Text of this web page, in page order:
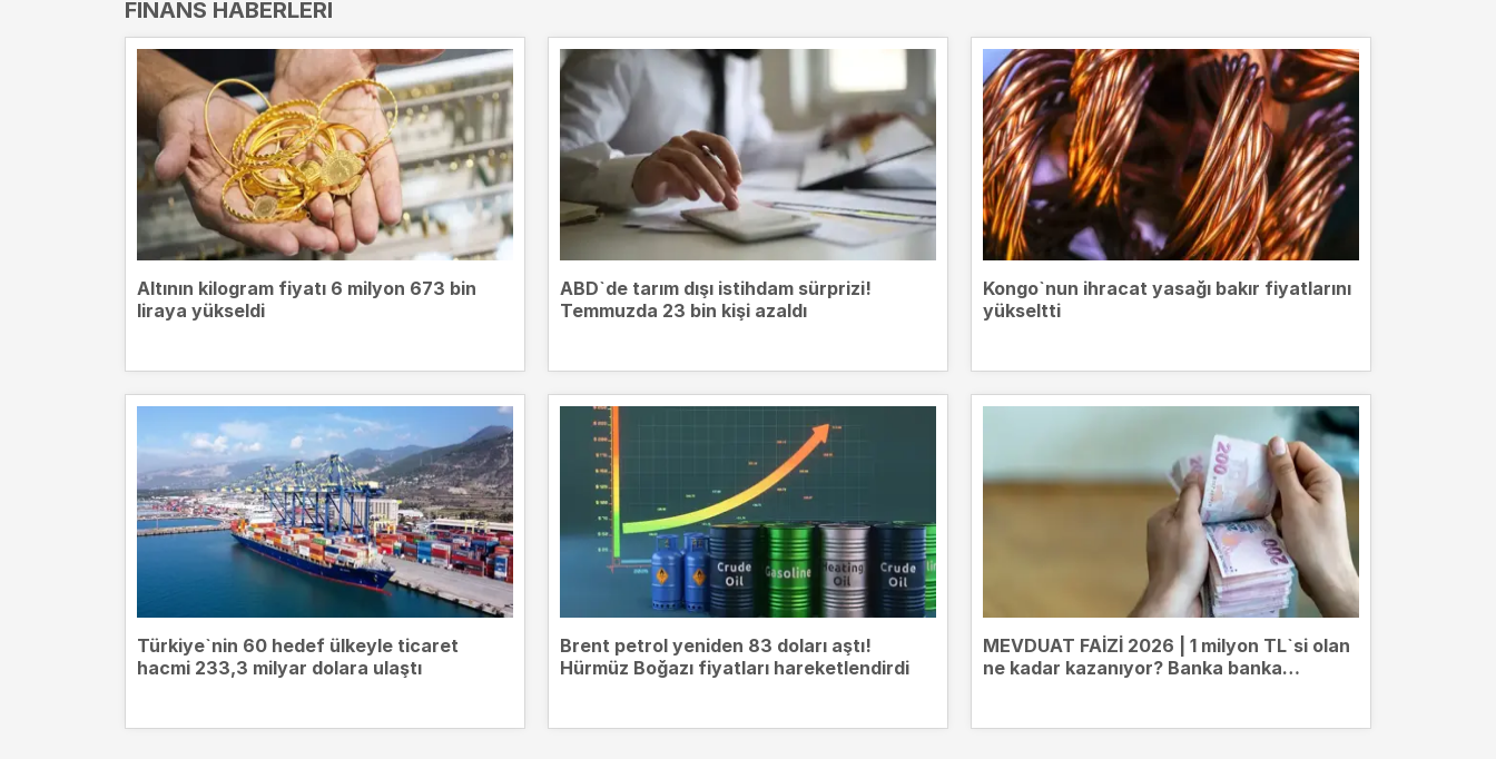
FINANS HABERLERI
Altının kilogram fiyatı 6 milyon 673 bin
liraya yükseldi
ABD`de tarım dışı istihdam sürprizi!
Temmuzda 23 bin kişi azaldı
Kongo`nun ihracat yasağı bakır fiyatlarını
yükseltti
Türkiye`nin 60 hedef ülkeyle ticaret
hacmi 233,3 milyar dolara ulaştı
Brent petrol yeniden 83 doları aştı!
Hürmüz Boğazı fiyatları hareketlendirdi
MEVDUAT FAİZİ 2026 | 1 milyon TL`si olan
ne kadar kazanıyor? Banka banka